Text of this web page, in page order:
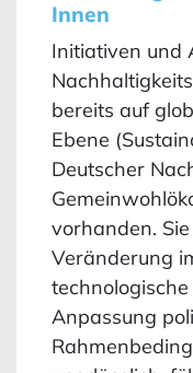
Innen
Initiativen und
bereits auf
Ebene
Deutscher
vorhanden.
Veränderung
Anpassung